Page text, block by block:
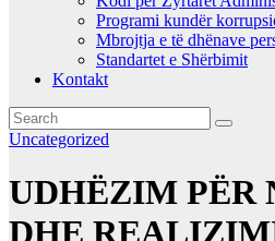
Programi kundër
Mbrojtja e të dhënave
Standartet e Shërbimit
Kontakt
Uncategorized
UDHËZIM PËR
DHE